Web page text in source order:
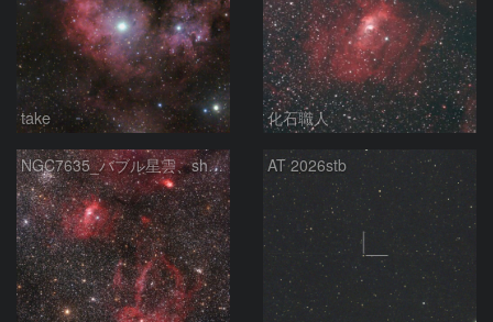
take 化石職人
NGC7635_バブル星雲、sh2-157_くわがた星雲 AT 2026stb